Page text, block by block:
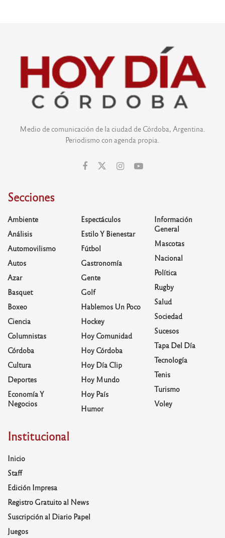
Medio de comunicación de la ciudad de Córdoba, Argentina.
Periodismo con agenda propia.
Secciones
Ambiente
Análisis
Automovilismo
Autos
Azar
Basquet
Boxeo
Ciencia
Columnistas
Córdoba
Cultura
Deportes
Economía Y
Negocios
Espectáculos
Estilo Y Bienestar
Fútbol
Gastronomía
Gente
Golf
Hablemos Un Poco
Hockey
Hoy Comunidad
Hoy Córdoba
Hoy Día Clip
Hoy Mundo
Hoy País
Humor
Información
General
Mascotas
Nacional
Política
Rugby
Salud
Sociedad
Sucesos
Tapa Del Día
Tecnología
Tenis
Turismo
Voley
Institucional
Inicio
Staff
Edición Impresa
Registro Gratuito al News
Suscripción al Diario Papel
Juegos